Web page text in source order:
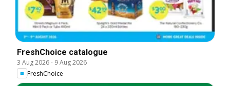
FreshChoice catalogue
3 Aug 2026- 9 Aug 2026
FreshChoice